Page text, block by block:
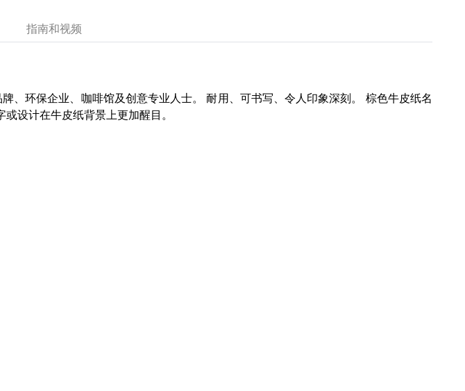
指南和视频
、环保企业、咖啡馆及创意专业人士。 耐用、可书写、令人印象深刻。 棕色牛皮纸名
或设计在牛皮纸背景上更加醒目。